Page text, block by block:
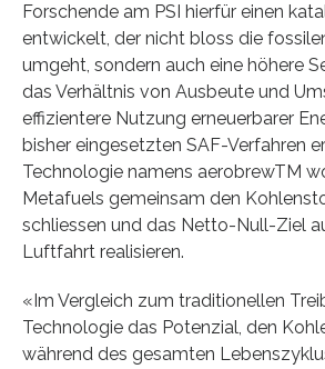
Forschende am PSI hierfür einen
entwickelt, der nicht bloss die
umgeht, sondern auch eine höhere
das Verhältnis von Ausbeute und
effizientere Nutzung erneuerbarer
bisher eingesetzten SAF-Verfahren
Technologie namens aerobrewTM
Metafuels gemeinsam den
schliessen und das Netto-Null-Ziel
Luftfahrt realisieren.
«Im Vergleich zum traditionellen
Technologie das Potenzial, den
während des gesamten